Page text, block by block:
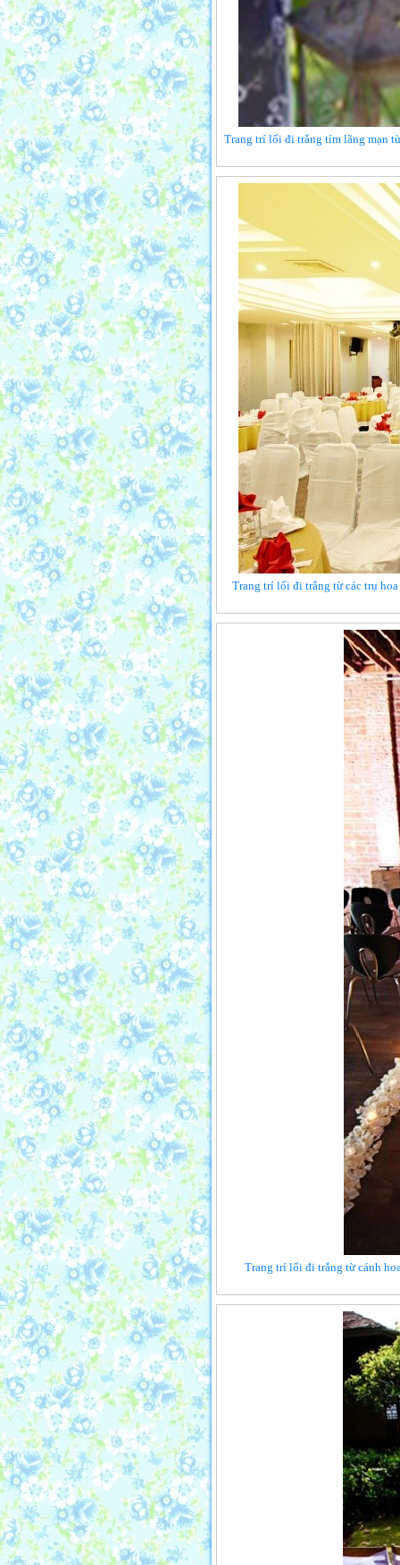
Trang trí lối đi trắng tím lãng mạn
Trang trí lối đi trắng từ các trụ
Trang trí lối đi trắng từ cánh